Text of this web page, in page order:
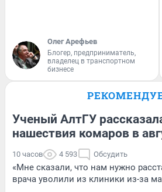
Олег Арефьев
Блогер, предприниматель,
владелец в транспортном
бизнесе
Ученый АлтГУ
нашествия комаров в
10 часов 4 593 Обсудить
«Мне сказали, что нам нужно
врача уволили из клиники из-за